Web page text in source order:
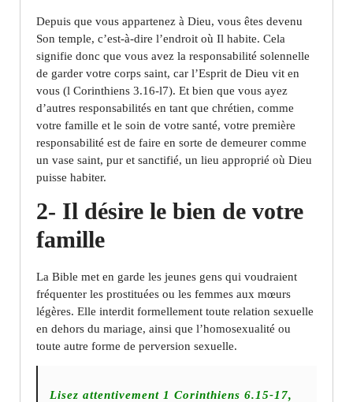
Depuis que vous appartenez à Dieu, vous êtes devenu
Son temple, c’est-à-dire l’endroit où Il habite. Cela
signifie donc que vous avez la responsabilité solennelle
de garder votre corps saint, car l’Esprit de Dieu vit en
vous (l Corinthiens 3.16-l7). Et bien que vous ayez
d’autres responsabilités en tant que chrétien, comme
votre famille et le soin de votre santé, votre première
responsabilité est de faire en sorte de demeurer comme
un vase saint, pur et sanctifié, un lieu approprié où Dieu
puisse habiter.
2- Il désire le bien de votre
famille
La Bible met en garde les jeunes gens qui voudraient
fréquenter les prostituées ou les femmes aux mœurs
légères. Elle interdit formellement toute relation sexuelle
en dehors du mariage, ainsi que l’homosexualité ou
toute autre forme de perversion sexuelle.
Lisez attentivement 1 Corinthiens 6.15-17,